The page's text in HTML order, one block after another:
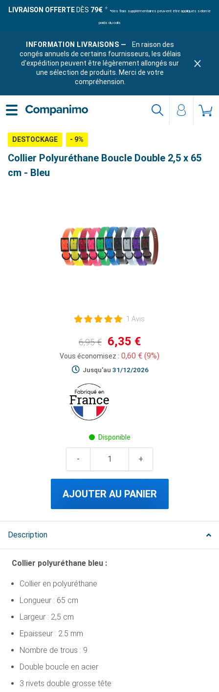
LIVRAISON OFFERTE DÈS 79€ *des frais supplémentaires peuvent être appliqués selon le
poids du colis
INFORMATION LIVRAISONS —
En raison des
congés annuels de certains fournisseurs, les délais
d'expédition peuvent être légèrement allongés sur
une sélection de produits. Merci de votre
compréhension.
DESTOCKAGE - 9%
Collier Polyuréthane Boucle Double 2,5 x 65
cm - Bleu
1 Avis
6,95 € 6,35 €
Vous économisez : 0,60 € (9%)
Jusqu'au 31/12/2026
Disponible
AJOUTER AU PANIER
Description
Collier polyuréthane bleu :
Collier en polyuréthane
Longueur : 65 cm
Largeur : 2,5 cm
Epaisseur : 2.5 mm
Nombre de trous : 9
Double boucle en acier
3 rivets double grosse tête